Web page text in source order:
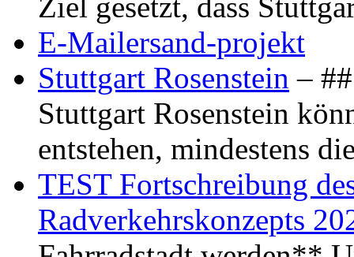
E-Mailersand-projekt
Stuttgart Rosenstein –
Stuttgart Rosenstein
entstehen, mindestens
TEST Fortschreibung
Radverkehrskonzepts